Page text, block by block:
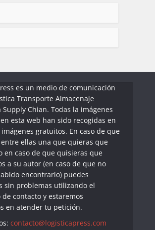
es un medio de comunicación
Transporte Almacenaje
Supply Chian. Todas la imágenes
esta web han sido recogidas en
gratuitos. En caso de que
entre ellas una que quieras que
en caso de que quisieras que
a su autor (en caso de que no
encontrarlo) puedes
sin problemas utilizando el
contacto y estaremos
en atender tu petición.
contacto@logisticapress.com